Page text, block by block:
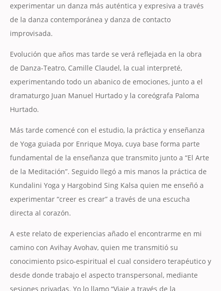
experimentar un danza más auténtica y expresiva a través
de la danza contemporánea y danza de contacto
improvisada.
Evolución que años mas tarde se verá reflejada en la obra
de Danza-Teatro, Camille Claudel, la cual interpreté,
experimentando todo un abanico de emociones, junto a el
dramaturgo Juan Manuel Hurtado y la coreógrafa Paloma
Hurtado.
Más tarde comencé con el estudio, la práctica y enseñanza
de Yoga guiada por Enrique Moya, cuya base forma parte
fundamental de la enseñanza que transmito junto a “El Arte
de la Meditación”. Seguido llegó a mis manos la práctica de
Kundalini Yoga y Hargobind Sing Kalsa quien me enseñó a
experimentar “creer es crear” a través de una escucha
directa al corazón.
A este relato de experiencias añado el encontrarme en mi
camino con Avihay Avohav, quien me transmitió su
conocimiento psico-espiritual el cual considero terapéutico y
desde donde trabajo el aspecto transpersonal, mediante
sesiones privadas. Yo lo llamo “Viaje a través de la